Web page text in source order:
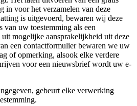
in voor het verzamelen van deze
is uitgevoerd, bewaren wij deze
van uw toestemming als een
uit mogelijke aansprakelijkheid uit deze
een contactformulier bewaren we uw
of opmerking, alsook elke verdere
voor een nieuwsbrief wordt uw e-
gebeurt elke verwerking